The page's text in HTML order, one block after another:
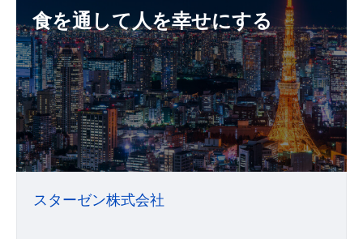
食を通して人を幸せにする
スターゼン株式会社